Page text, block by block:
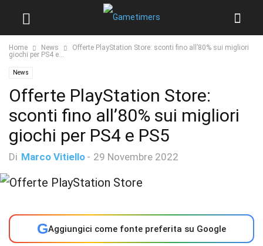
Home News
Offerte PlayStation Store: sconti fino all’80% sui migliori
giochi per PS4 e...
News
Offerte PlayStation Store:
sconti fino all’80% sui migliori
giochi per PS4 e PS5
Di Marco Vitiello - 29 Novembre 2022
GAggiungici come fonte preferita su Google